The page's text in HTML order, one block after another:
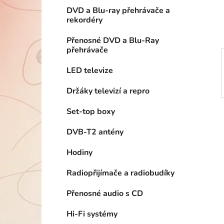
p
n
e
l
DVD a Blu-ray přehrávače a
rekordéry
Přenosné DVD a Blu-Ray
přehrávače
LED televize
Držáky televizí a repro
Set-top boxy
DVB-T2 antény
Hodiny
Radiopřijímače a radiobudíky
Přenosné audio s CD
Hi-Fi systémy